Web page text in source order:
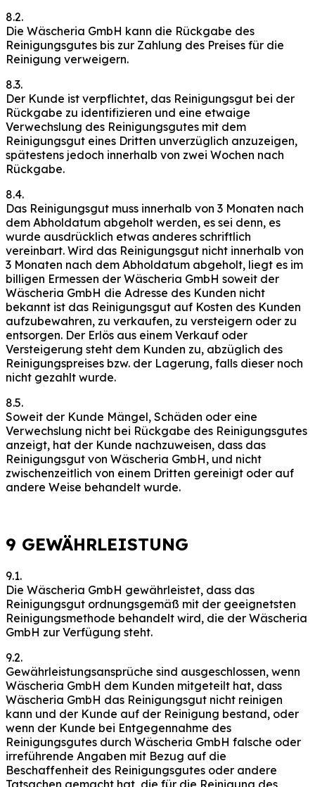
8.2.
Die Wäscheria GmbH kann die Rückgabe des
Reinigungsgutes bis zur Zahlung des Preises für die
Reinigung verweigern.
8.3.
Der Kunde ist verpflichtet, das Reinigungsgut bei der
Rückgabe zu identifizieren und eine etwaige
Verwechslung des Reinigungsgutes mit dem
Reinigungsgut eines Dritten unverzüglich anzuzeigen,
spätestens jedoch innerhalb von zwei Wochen nach
Rückgabe.
8.4.
Das Reinigungsgut muss innerhalb von 3 Monaten nach
dem Abholdatum abgeholt werden, es sei denn, es
wurde ausdrücklich etwas anderes schriftlich
vereinbart. Wird das Reinigungsgut nicht innerhalb von
3 Monaten nach dem Abholdatum abgeholt, liegt es im
billigen Ermessen der Wäscheria GmbH soweit der
Wäscheria GmbH die Adresse des Kunden nicht
bekannt ist das Reinigungsgut auf Kosten des Kunden
aufzubewahren, zu verkaufen, zu versteigern oder zu
entsorgen. Der Erlös aus einem Verkauf oder
Versteigerung steht dem Kunden zu, abzüglich des
Reinigungspreises bzw. der Lagerung, falls dieser noch
nicht gezahlt wurde.
8.5.
Soweit der Kunde Mängel, Schäden oder eine
Verwechslung nicht bei Rückgabe des Reinigungsgutes
anzeigt, hat der Kunde nachzuweisen, dass das
Reinigungsgut von Wäscheria GmbH, und nicht
zwischenzeitlich von einem Dritten gereinigt oder auf
andere Weise behandelt wurde.
9 GEWÄHRLEISTUNG
9.1.
Die Wäscheria GmbH gewährleistet, dass das
Reinigungsgut ordnungsgemäß mit der geeignetsten
Reinigungsmethode behandelt wird, die der Wäscheria
GmbH zur Verfügung steht.
9.2.
Gewährleistungsansprüche sind ausgeschlossen, wenn
Wäscheria GmbH dem Kunden mitgeteilt hat, dass
Wäscheria GmbH das Reinigungsgut nicht reinigen
kann und der Kunde auf der Reinigung bestand, oder
wenn der Kunde bei Entgegennahme des
Reinigungsgutes durch Wäscheria GmbH falsche oder
irreführende Angaben mit Bezug auf die
Beschaffenheit des Reinigungsgutes oder andere
Tatsachen gemacht hat, die für die Reinigung des